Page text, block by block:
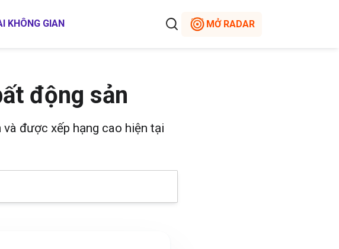
KHÔNG GIAN MỞ RADAR
động sản
được xếp hạng cao hiện tại